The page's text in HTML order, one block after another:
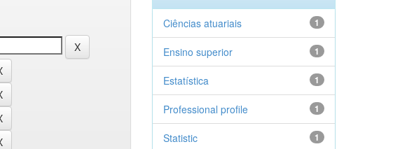
1
Ciências atuariais
1
Ensino superior
1
Estatística
1
Professional profile
1
Statistic